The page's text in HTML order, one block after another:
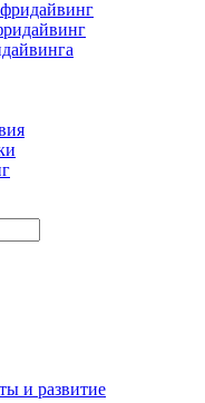
и развитие